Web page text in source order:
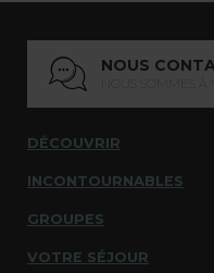
NOUS
DÉCOUVRIR
INCONTOURNABLES
GROUPES
VOTRE SÉJOUR